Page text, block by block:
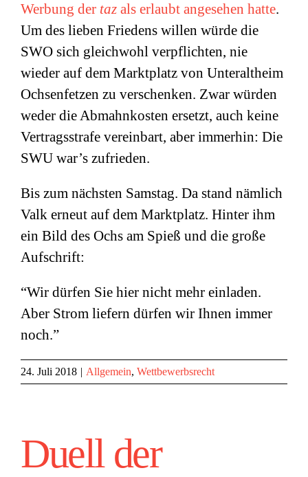
Werbung der taz als erlaubt angesehen hatte.
Um des lieben Friedens willen würde die
SWO sich gleichwohl verpflichten, nie
wieder auf dem Marktplatz von Unteraltheim
Ochsenfetzen zu verschenken. Zwar würden
weder die Abmahnkosten ersetzt, auch keine
Vertragsstrafe vereinbart, aber immerhin: Die
SWU war’s zufrieden.
Bis zum nächsten Samstag. Da stand nämlich
Valk erneut auf dem Marktplatz. Hinter ihm
ein Bild des Ochs am Spieß und die große
Aufschrift:
“Wir dürfen Sie hier nicht mehr einladen.
Aber Strom liefern dürfen wir Ihnen immer
noch.”
24. Juli 2018 | Allgemein, Wettbewerbsrecht
Duell der